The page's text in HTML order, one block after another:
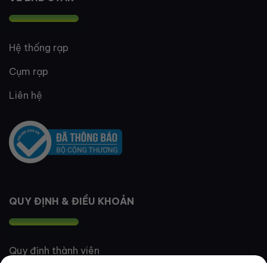
Hệ thống rạp
Cụm rạp
Liên hệ
QUY ĐỊNH & ĐIỀU KHOẢN
Quy định thành viên